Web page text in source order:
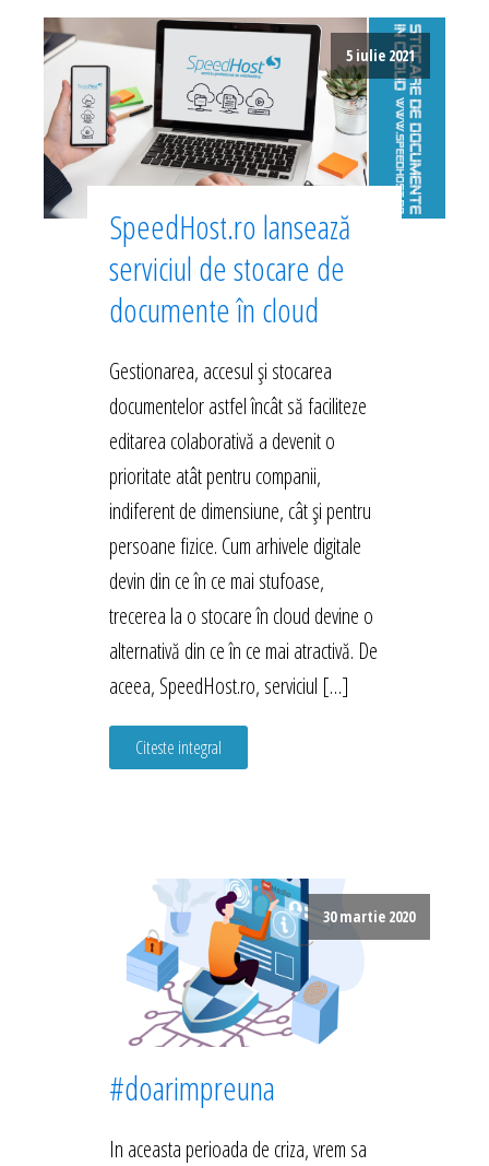
5 iulie 2021
SpeedHost.ro lansează
serviciul de stocare de
documente în cloud
Gestionarea, accesul și stocarea
documentelor astfel încât să faciliteze
editarea colaborativă a devenit o
prioritate atât pentru companii,
indiferent de dimensiune, cât și pentru
persoane fizice. Cum arhivele digitale
devin din ce în ce mai stufoase,
trecerea la o stocare în cloud devine o
alternativă din ce în ce mai atractivă. De
aceea, SpeedHost.ro, serviciul […]
Citeste integral
30 martie 2020
#doarimpreuna
In aceasta perioada de criza, vrem sa